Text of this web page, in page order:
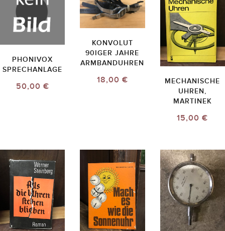
PHONIVOX
SPRECHANLAGE
50,00 €
KONVOLUT
90IGER JAHRE
ARMBANDUHREN
18,00 €
MECHANISCHE
UHREN,
MARTINEK
15,00 €